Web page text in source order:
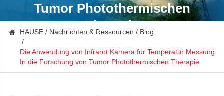
Tumor Photothermischen
Therapie
HAUSE Nachrichten & Ressourcen Blog
Die Anwendung von Infrarot Kamera für Temperatur Messung
In die Forschung von Tumor Photothermischen Therapie